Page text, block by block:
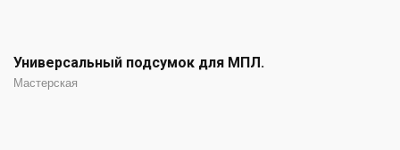
Универсальный подсумок для МПЛ.
Мастерская